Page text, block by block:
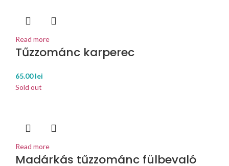
Read more
Tűzzománc karperec
65.00lei
Sold out
Read more
Madárkás tűzzománc fülbevaló